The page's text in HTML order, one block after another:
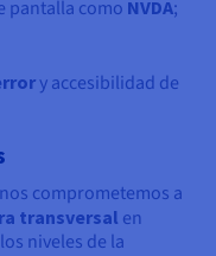
pantalla como NVDA;
y accesibilidad de
comprometemos a
transversal en
niveles de la